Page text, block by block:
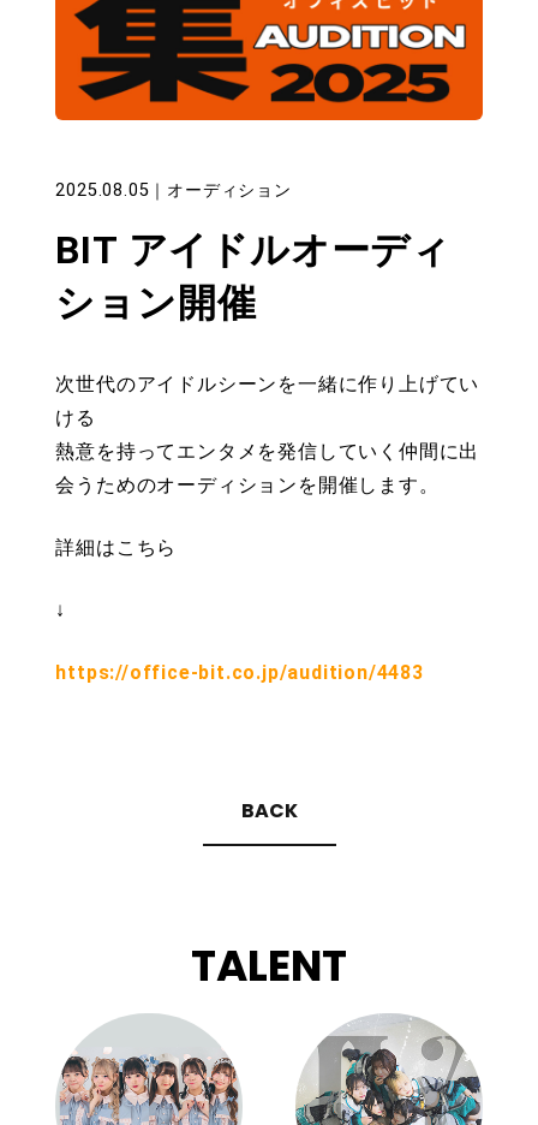
2025.08.05 ｜ オーディション
BIT アイドルオーディ
ション開催
次世代のアイドルシーンを一緒に作り上げてい
ける
熱意を持ってエンタメを発信していく仲間に出
会うためのオーディションを開催します。
詳細はこちら
↓
https://office-bit.co.jp/audition/4483
BACK
TALENT